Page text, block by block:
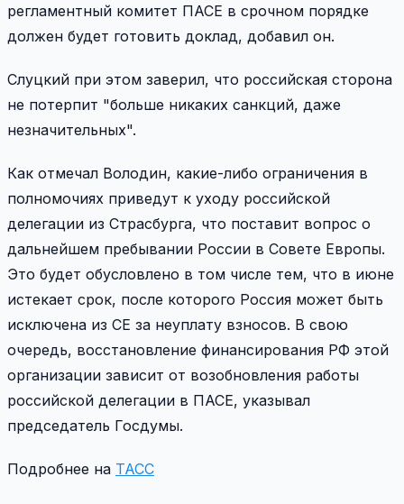
регламентный комитет ПАСЕ в срочном порядке
должен будет готовить доклад, добавил он.
Слуцкий при этом заверил, что российская сторона
не потерпит "больше никаких санкций, даже
незначительных".
Как отмечал Володин, какие-либо ограничения в
полномочиях приведут к уходу российской
делегации из Страсбурга, что поставит вопрос о
дальнейшем пребывании России в Совете Европы.
Это будет обусловлено в том числе тем, что в июне
истекает срок, после которого Россия может быть
исключена из СЕ за неуплату взносов. В свою
очередь, восстановление финансирования РФ этой
организации зависит от возобновления работы
российской делегации в ПАСЕ, указывал
председатель Госдумы.
Подробнее на ТАСС